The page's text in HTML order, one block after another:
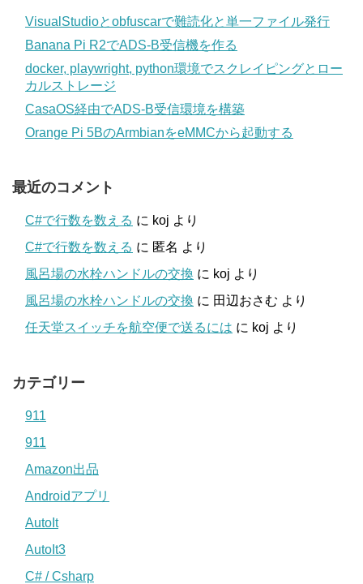
VisualStudioとobfuscarで難読化と単一ファイル発行
Banana Pi R2でADS-B受信機を作る
docker, playwright, python環境でスクレイピングとロー
カルストレージ
CasaOS経由でADS-B受信環境を構築
Orange Pi 5BのArmbianをeMMCから起動する
最近のコメント
C#で行数を数える に koj より
C#で行数を数える に 匿名 より
風呂場の水栓ハンドルの交換 に koj より
風呂場の水栓ハンドルの交換 に 田辺おさむ より
任天堂スイッチを航空便で送るには に koj より
カテゴリー
911
911
Amazon出品
Androidアプリ
AutoIt
AutoIt3
C# / Csharp